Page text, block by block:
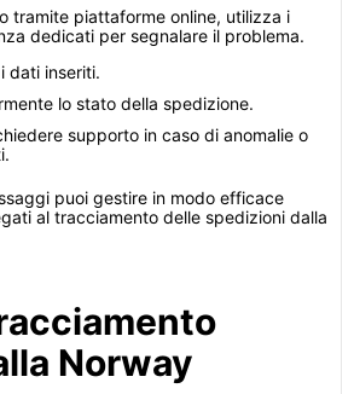
tramite piattaforme online, utilizza i
dedicati per segnalare il problema.
dati inseriti.
lo stato della spedizione.
supporto in caso di anomalie o
puoi gestire in modo efficace
al tracciamento delle spedizioni dalla
Norway